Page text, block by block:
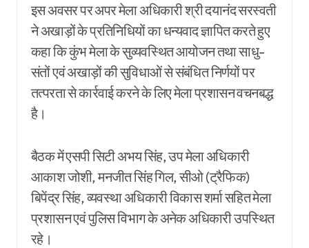
इस अवसर पर अपर मेला अधिकारी श्री दयानंद सरस्वती
ने अखाड़ों के प्रतिनिधियों का धन्यवाद ज्ञापित करते हुए
कहा कि कुंभ मेला के सुव्यवस्थित आयोजन तथा साधु-
संतों एवं अखाड़ों की सुविधाओं से संबंधित निर्णयों पर
तत्परता से कार्रवाई करने के लिए मेला प्रशासन वचनबद्ध
है।
बैठक में एसपी सिटी अभय सिंह, उप मेला अधिकारी
आकाश जोशी, मनजीत सिंह गिल, सीओ (ट्रैफिक)
बिपेंद्र सिंह, व्यवस्था अधिकारी विकास शर्मा सहित मेला
प्रशासन एवं पुलिस विभाग के अनेक अधिकारी उपस्थित
रहे।